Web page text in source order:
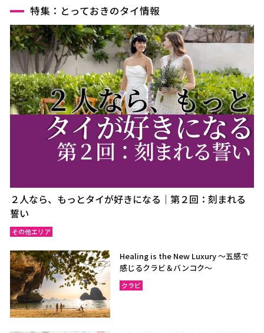
特集：とっておきのタイ情報
２人なら、もっとタイが好きになる｜第２回：刻まれる
誓い
その他エリア
Healing is the New Luxury ～五感で
感じるクラビ＆バンコク～
クラビ